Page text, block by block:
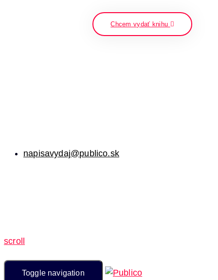
Chcem vydať knihu
napisavydaj@publico.sk
scroll
Toggle navigation